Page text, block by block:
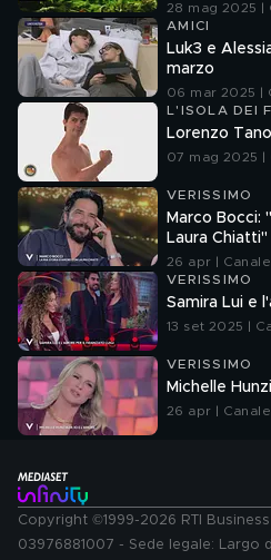
28 mag 2025 |
AMICI
Luk3 e
marzo
06 mar 2025 |
L'ISOLA DEI
Lorenzo
07 mag 2025 |
VERISSIMO
Marco Bocci:
Laura Chiatti"
26 apr | Canale
VERISSIMO
Samira Lui e
13 set 2025 |
VERISSIMO
Michelle
26 apr | Canale
Copyright ©1999-2026 RTI Business
03976881007 - Sede legale: Largo